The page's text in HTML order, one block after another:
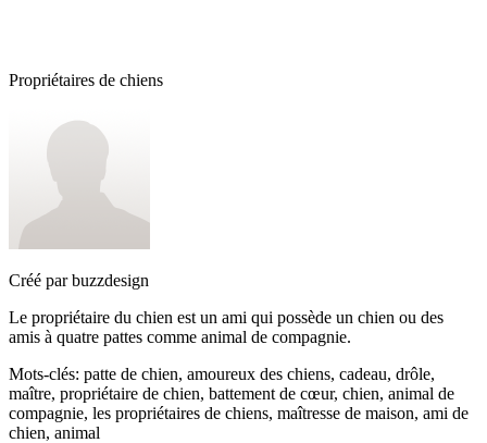
Propriétaires de chiens
Créé par buzzdesign
Le propriétaire du chien est un ami qui possède un chien ou des
amis à quatre pattes comme animal de compagnie.
Mots-clés: patte de chien, amoureux des chiens, cadeau, drôle,
maître, propriétaire de chien, battement de cœur, chien, animal de
compagnie, les propriétaires de chiens, maîtresse de maison, ami de
chien, animal